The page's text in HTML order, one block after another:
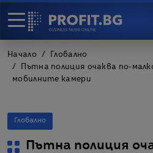
Начало
Глобално
Пътна полиция очаква по-
мобилните камери
Глобално
Пътна полиция